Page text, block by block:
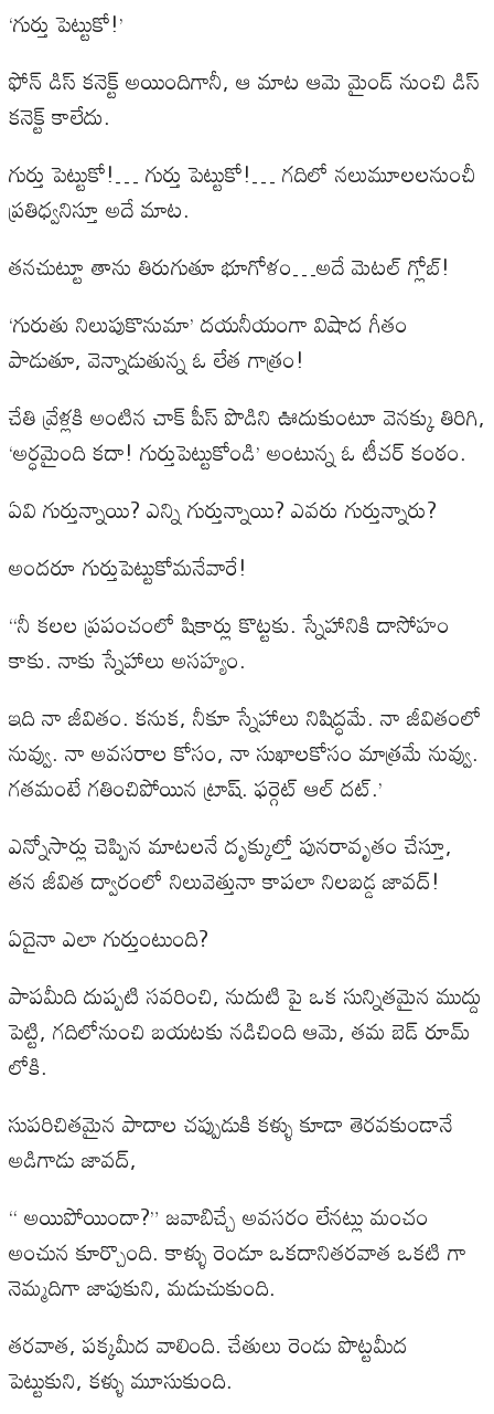
‘గుర్తు పెట్టుకో!’
ఫోన్ డిస్ కనెక్ట్ అయిందిగానీ, ఆ మాట ఆమె మైండ్ నుంచి డిస్
కనెక్ట్ కాలేదు.
గుర్తు పెట్టుకో!… గుర్తు పెట్టుకో!… గదిలో నలుమూలలనుంచీ
ప్రతిధ్వనిస్తూ అదే మాట.
తనచుట్టూ తాను తిరుగుతూ భూగోళం…అదే మెటల్ గ్లోబ్!
‘గురుతు నిలుపుకొనుమా’ దయనీయంగా విషాద గీతం
పాడుతూ, వెన్నాడుతున్న ఓ లేత గాత్రం!
చేతి వ్రేళ్లకి అంటిన చాక్ పీస్ పొడిని ఊదుకుంటూ వెనక్కు తిరిగి,
‘అర్ధమైంది కదా! గుర్తుపెట్టుకోండి’ అంటున్న ఓ టీచర్ కంఠం.
ఏవి గుర్తున్నాయి? ఎన్ని గుర్తున్నాయి? ఎవరు గుర్తున్నారు?
అందరూ గుర్తుపెట్టుకోమనేవారే!
“నీ కలల ప్రపంచంలో షికార్లు కొట్టకు. స్నేహానికి దాసోహం
కాకు. నాకు స్నేహాలు అసహ్యం.
ఇది నా జీవితం. కనుక, నీకూ స్నేహాలు నిషిద్ధమే. నా జీవితంలో
నువ్వు. నా అవసరాల కోసం, నా సుఖాలకోసం మాత్రమే నువ్వు.
గతమంటే గతించిపోయిన ట్రాష్. ఫర్గెట్ ఆల్ దట్.’
ఎన్నోసార్లు చెప్పిన మాటలనే దృక్కుల్తో పునరావృతం చేస్తూ,
తన జీవిత ద్వారంలో నిలువెత్తునా కాపలా నిలబడ్డ జావద్!
ఏదైనా ఎలా గుర్తుంటుంది?
పాపమీది దుప్పటి సవరించి, నుదుటి పై ఒక సున్నితమైన ముద్దు
పెట్టి, గదిలోనుంచి బయటకు నడిచింది ఆమె, తమ బెడ్ రూమ్
లోకి.
సుపరిచితమైన పాదాల చప్పుడుకి కళ్ళు కూడా తెరవకుండానే
అడిగాడు జావద్,
“ అయిపోయిందా?” జవాబిచ్చే అవసరం లేనట్లు మంచం
అంచున కూర్చొంది. కాళ్ళు రెండూ ఒకదానితరవాత ఒకటి గా
నెమ్మదిగా జాపుకుని, మడుచుకుంది.
తరవాత, పక్కమీద వాలింది. చేతులు రెండు పొట్టమీద
పెట్టుకుని, కళ్ళు మూసుకుంది.